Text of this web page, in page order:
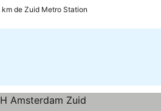
km de Zuid Metro Station